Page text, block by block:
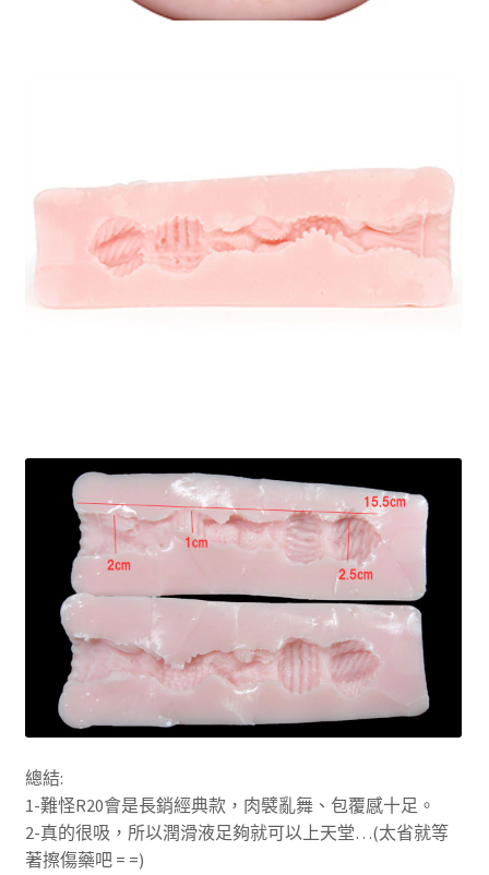
總結:
1-難怪R20會是長銷經典款，肉襞亂舞、包覆感十足。
2-真的很吸，所以潤滑液足夠就可以上天堂…(太省就等
著擦傷藥吧 = =)